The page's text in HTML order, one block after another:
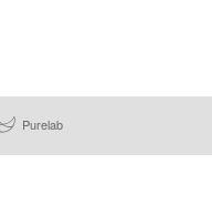
Purelab